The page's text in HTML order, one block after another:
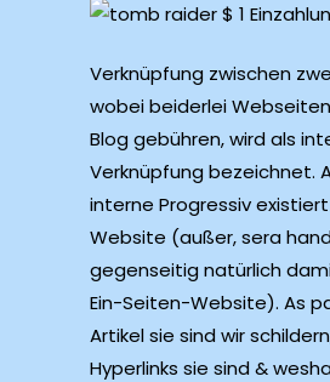
Verknüpfung zwischen
wobei beiderlei
Blog gebühren, wird als
Verknüpfung bezeichnet.
interne Progressiv
Website (außer, sera
gegenseitig natürlich
Ein-Seiten-Website). As
Artikel sie sind wir
Hyperlinks sie sind &